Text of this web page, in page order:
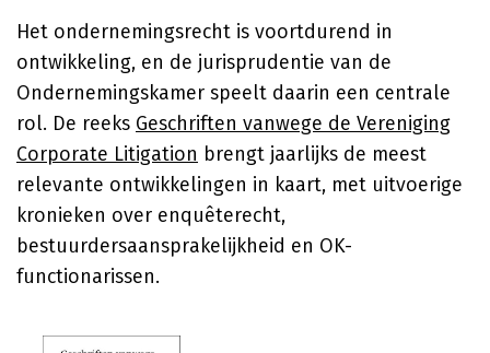
Het ondernemingsrecht is voortdurend in
ontwikkeling, en de jurisprudentie van de
Ondernemingskamer speelt daarin een centrale
rol. De reeks Geschriften vanwege de Vereniging
Corporate Litigation brengt jaarlijks de meest
relevante ontwikkelingen in kaart, met uitvoerige
kronieken over enquêterecht,
bestuurdersaansprakelijkheid en OK-
functionarissen.